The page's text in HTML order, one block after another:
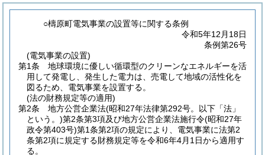
○檮原町電気事業の設置等に関する条例
令和5年12月18日
条例第26号
(電気事業の設置)
第1条
地球環境に優しい循環型のクリーンなエネルギーを活
用して発電し、発生した電力は、売電して地域の活性化を
図るため、電気事業を設置する。
(法の財務規定等の適用)
第2条
地方公営企業法(昭和27年法律第292号。以下「法」
という。)第2条第3項及び地方公営企業法施行令(昭和27年
政令第403号)第1条第2項の規定により、電気事業に法第2
条第2項に規定する財務規定等を令和6年4月1日から適用す
る。